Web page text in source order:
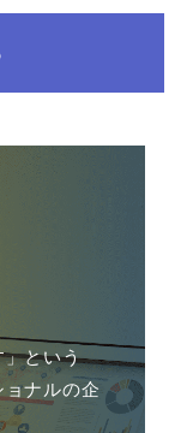
」という
ョナルの企